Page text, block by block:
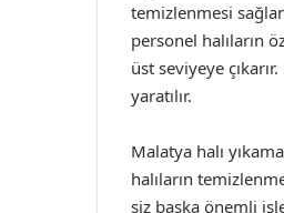
temizlenmesi
personel halıların
üst seviyeye
yaratılır.
Malatya halı
halıların
siz başka önemli